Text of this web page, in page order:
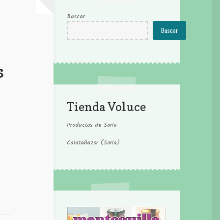
Buscar
Buscar
Tienda Voluce
Productos de Soria
Calatañazor (Soria)